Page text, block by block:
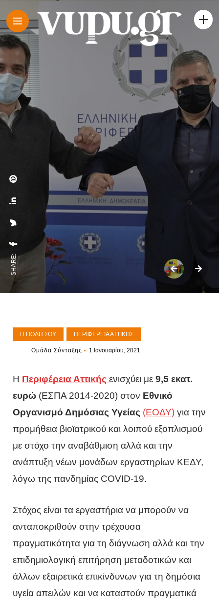
SHARE:
Η ΠΌΛΗ ΣΟΥ ΠΕΡΙΦΈΡΕΙΑ ΑΤΤΙΚΉΣ
Ομάδα Σύνταξης 1 Ιανουαρίου, 2021
Η Περιφέρεια Αττικής ενισχύει με9,5 εκατ.
ευρώ (ΕΣΠΑ 2014-2020) στον Εθνικό
Οργανισμό Δημόσιας Υγείας (ΕΟΔΥ) για την
προμήθεια βιοϊατρικού και λοιπού εξοπλισμού
με στόχο την αναβάθμιση αλλά και την
ανάπτυξη νέων μονάδων εργαστηρίων ΚΕΔΥ,
λόγω της πανδημίας COVID-19.
Στόχος είναι τα εργαστήρια να μπορούν να
ανταποκριθούν στην τρέχουσα
πραγματικότητα για τη διάγνωση αλλά και την
επιδημιολογική επιτήρηση μεταδοτικών και
άλλων εξαιρετικά επικίνδυνων για τη δημόσια
υγεία απειλών και να καταστούν πραγματικά